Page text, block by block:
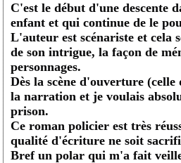
C'est le début d'une descente
enfant et qui continue de le
L'auteur est scénariste et cela
de son intrigue, la façon de
personnages.
Dès la scène d'ouverture
la narration et je voulais
prison.
Ce roman policier est très
qualité d'écriture ne soit
Bref un polar qui m'a fait